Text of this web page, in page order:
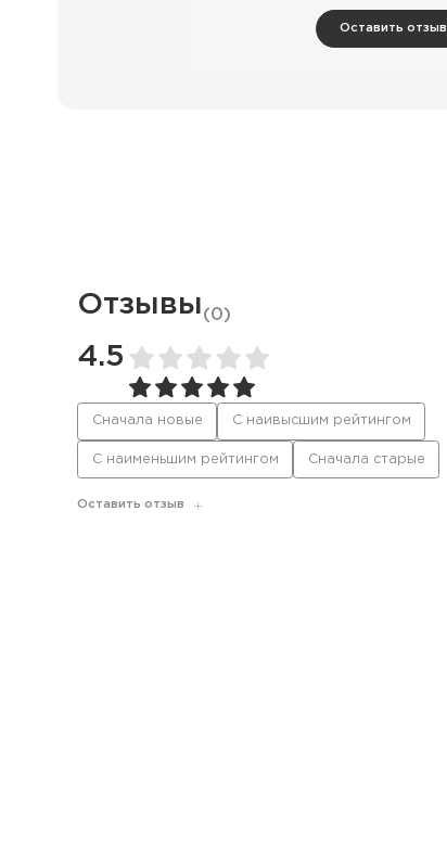
Оставить отзыв
Отзывы (0)
4.5
Сначала новые С наивысшим рейтингом
С наименьшим рейтингом Сначала старые
Оставить отзыв